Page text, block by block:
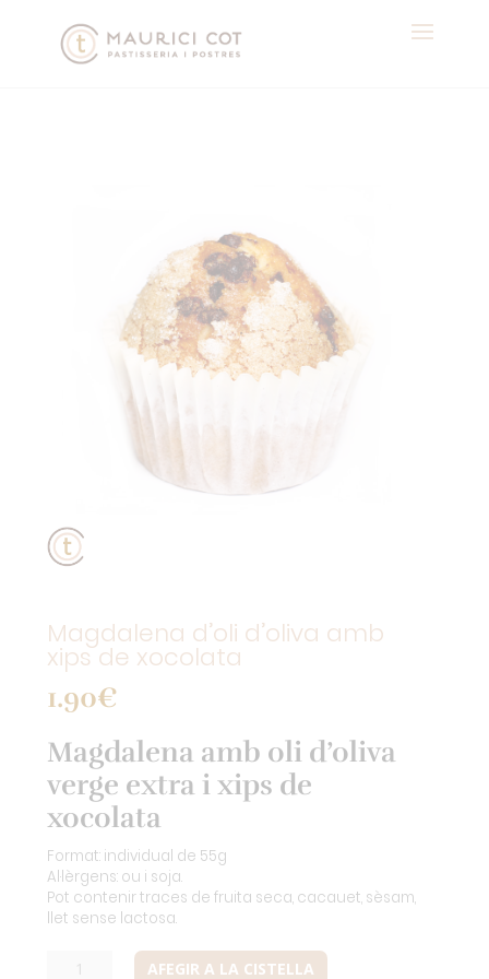
Magdalena d’oli d’oliva amb
xips de xocolata
1.90€
Magdalena amb oli d’oliva
verge extra i xips de
xocolata
Format: individual de 55g
Al·lèrgens: ou i soja.
Pot contenir traces de fruita seca, cacauet, sèsam,
llet sense lactosa.
quantitat
AFEGIR A LA CISTELLA